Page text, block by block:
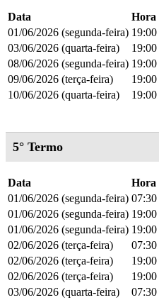
Data Hora
01/06/2026 (segunda-feira) 19:00
03/06/2026 (quarta-feira)
19:00
08/06/2026 (segunda-feira) 19:00
09/06/2026 (terça-feira)
19:00
10/06/2026 (quarta-feira)
19:00
5° Termo
Data Hora
01/06/2026 (segunda-feira) 07:30
01/06/2026 (segunda-feira) 19:00
01/06/2026 (segunda-feira) 19:00
02/06/2026 (terça-feira)
07:30
02/06/2026 (terça-feira)
19:00
02/06/2026 (terça-feira)
19:00
03/06/2026 (quarta-feira)
07:30